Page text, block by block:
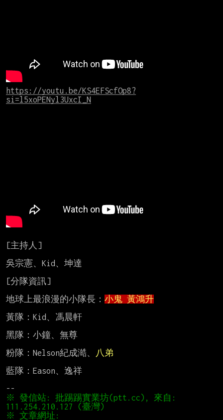
https://youtu.be/KS4EFScfOp8?
si=l5xoPENyl3UxcI_N
[主持人]
吳宗憲、Kid、坤達
[分隊資訊]
地球上最浪漫的小隊長： 小鬼 黃鴻升
黃隊：Kid、馮晨軒
黑隊：小鐘、無尊
粉隊：Nelson紀成澔、
八弟
藍隊：Eason、逸祥
※ 發信站: 批踢踢實業坊(ptt.cc), 來自: